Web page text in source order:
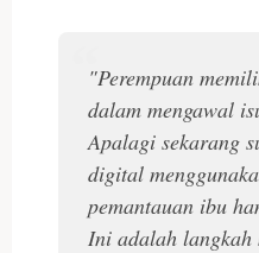
"Perempuan
dalam mengawal
Apalagi sekarang
digital
pemantauan ibu
Ini adalah